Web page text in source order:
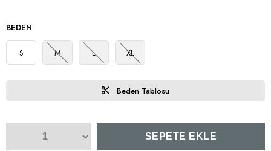
BEDEN
S M L XL
Beden Tablosu